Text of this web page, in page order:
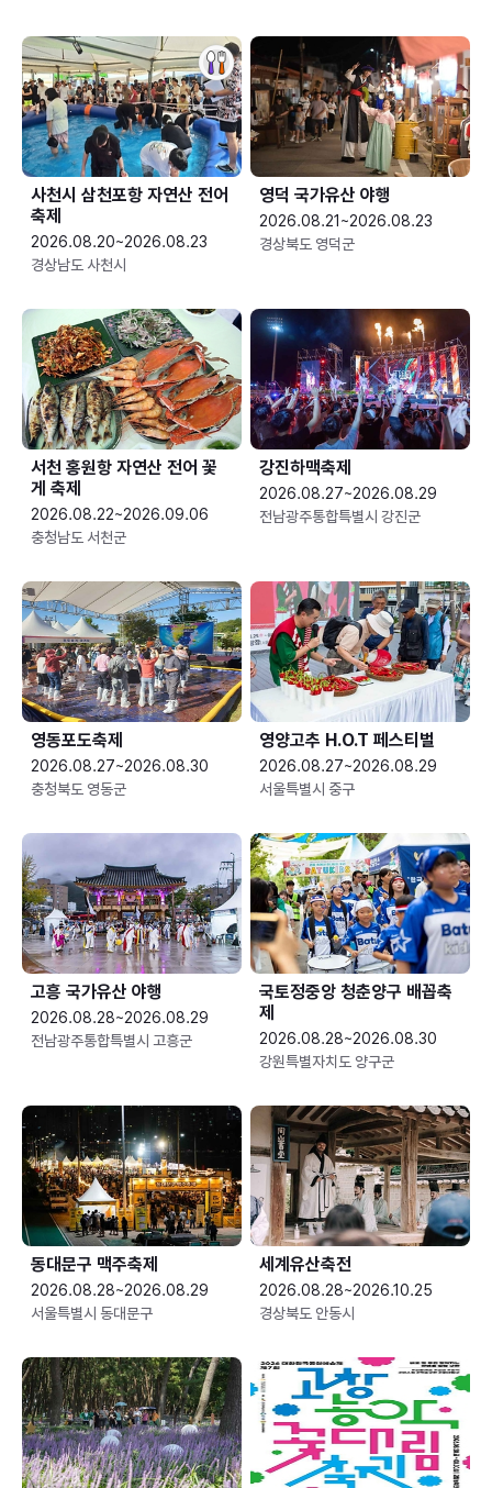
사천시 삼천포항 자연산 전어
축제
2026.08.20~2026.08.23
경상남도 사천시
영덕 국가유산 야행
2026.08.21~2026.08.23
경상북도 영덕군
서천 홍원항 자연산 전어 꽃
게 축제
2026.08.22~2026.09.06
충청남도 서천군
강진하맥축제
2026.08.27~2026.08.29
전남광주통합특별시 강진군
영동포도축제
2026.08.27~2026.08.30
충청북도 영동군
영양고추 H.O.T 페스티벌
2026.08.27~2026.08.29
서울특별시 중구
고흥 국가유산 야행
2026.08.28~2026.08.29
전남광주통합특별시 고흥군
국토정중앙 청춘양구 배꼽축
제
2026.08.28~2026.08.30
강원특별자치도 양구군
동대문구 맥주축제
2026.08.28~2026.08.29
서울특별시 동대문구
세계유산축전
2026.08.28~2026.10.25
경상북도 안동시